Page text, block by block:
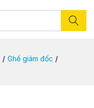
/ Ghế giám đốc /